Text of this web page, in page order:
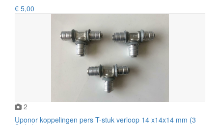
€ 5,00
2
Uponor koppelingen pers T-stuk verloop 14 x14x14 mm (3